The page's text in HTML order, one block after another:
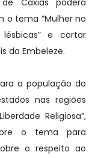
Caxias poderá
o tema “Mulher no
e cortar
da Embeleze.
a população do
nas regiões
Religiosa”,
o tema para
o respeito ao